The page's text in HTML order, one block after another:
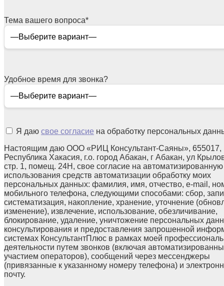
Тема вашего вопроса*
Удобное время для звонка?
Я даю свое согласие на обработку персональных
Настоящим даю ООО «РИЦ Консультант-Саяны», 655017,
Республика Хакасия, г.о. город Абакан, г Абакан, ул
стр. 1, помещ. 24Н, свое согласие на автоматизированную
использования средств автоматизации обработку моих
персональных данных: фамилия, имя, отчество, e-mail,
мобильного телефона, следующими способами: сбор,
систематизация, накопление, хранение, уточнение
изменение), извлечение, использование, обезличивание,
блокирование, удаление, уничтожение персональных
консультирования и предоставления запрошенной
системах КонсультантПлюс в рамках моей
деятельности путем звонков (включая
участием операторов), сообщений через мессенджеры
(привязанные к указанному номеру телефона) и
почту.